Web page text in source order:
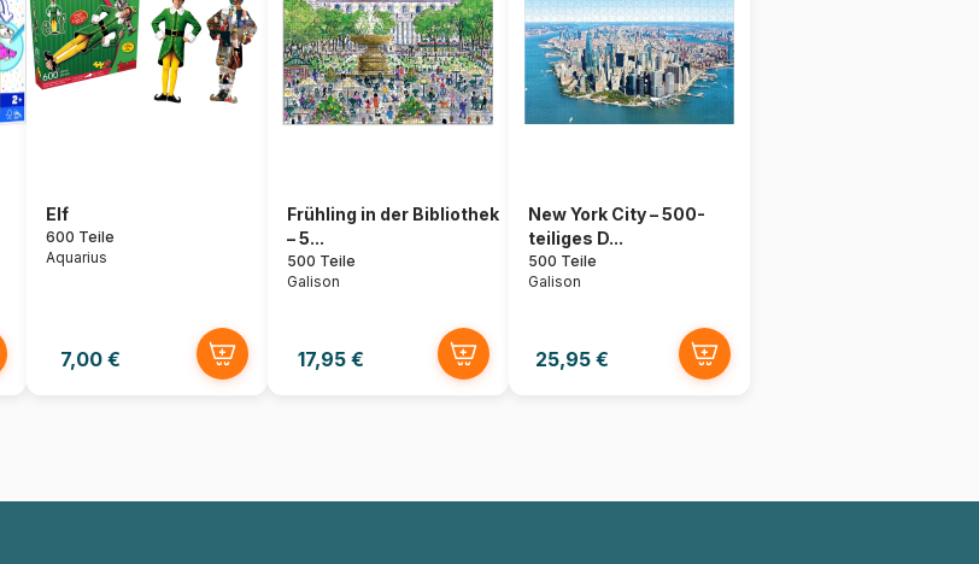
Elf
600 Teile
Aquarius
7,00 €
Frühling in der Bibliothek
– 5...
500 Teile
Galison
17,95 €
New York City – 500-
teiliges D...
500 Teile
Galison
25,95 €